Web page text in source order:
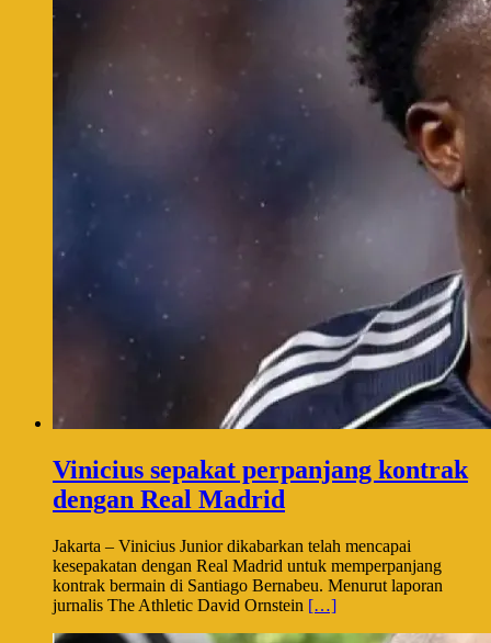
Vinicius sepakat perpanjang kontrak
dengan Real Madrid
Jakarta – Vinicius Junior dikabarkan telah mencapai
kesepakatan dengan Real Madrid untuk memperpanjang
kontrak bermain di Santiago Bernabeu. Menurut laporan
jurnalis The Athletic David Ornstein […]